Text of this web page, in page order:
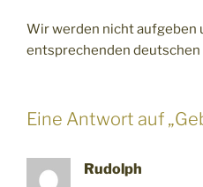
Wir werden nicht aufgeben
entsprechenden
Eine Antwort auf
Rudolph